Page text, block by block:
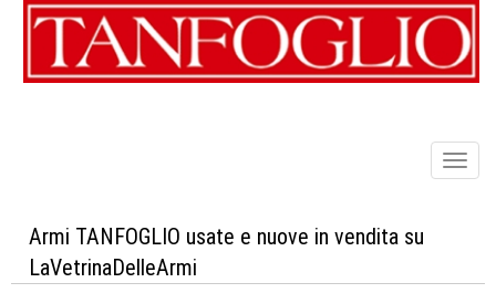
Armi TANFOGLIO usate e nuove in vendita su
LaVetrinaDelleArmi